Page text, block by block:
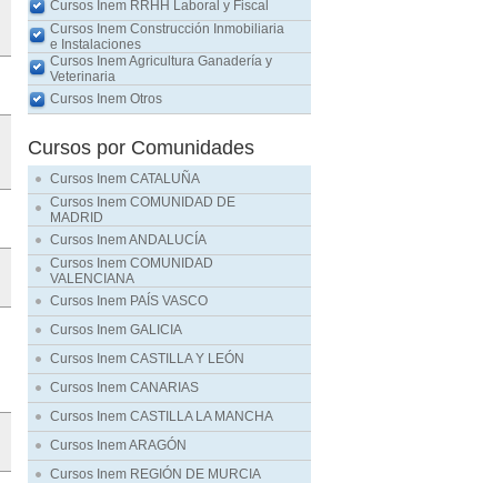
Cursos Inem RRHH Laboral y Fiscal
Cursos Inem Construcción Inmobiliaria
e Instalaciones
Cursos Inem Agricultura Ganadería y
Veterinaria
Cursos Inem Otros
Cursos por Comunidades
Cursos Inem CATALUÑA
Cursos Inem COMUNIDAD DE
MADRID
Cursos Inem ANDALUCÍA
Cursos Inem COMUNIDAD
VALENCIANA
Cursos Inem PAÍS VASCO
Cursos Inem GALICIA
Cursos Inem CASTILLA Y LEÓN
Cursos Inem CANARIAS
Cursos Inem CASTILLA LA MANCHA
Cursos Inem ARAGÓN
Cursos Inem REGIÓN DE MURCIA